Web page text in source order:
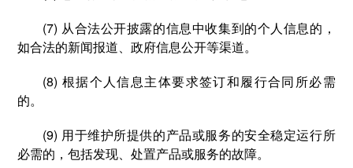
(7) 从合法公开披露的信息中收集到的个人信息的，
如合法的新闻报道、政府信息公开等渠道。
(8) 根据个人信息主体要求签订和履行合同所必需
的。
(9) 用于维护所提供的产品或服务的安全稳定运行所
必需的，包括发现、处置产品或服务的故障。